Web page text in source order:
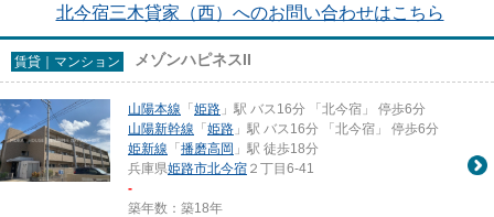
北今宿三木貸家（西）へのお問い合わせはこちら
賃貸｜マンション メゾンハピネスII
山陽本線 「姫路 」駅 バス16分 「北今宿」 停歩6分
山陽新幹線 「姫路 」駅 バス16分 「北今宿」 停歩6分
姫新線 「播磨高岡 」駅 徒歩18分
兵庫県姫路市北今宿 ２丁目6-41
-
築年数：築18年